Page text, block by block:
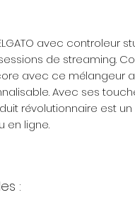
avec controleur
de streaming.
avec ce mélangeur
Avec ses
révolutionnaire est
en ligne.
: